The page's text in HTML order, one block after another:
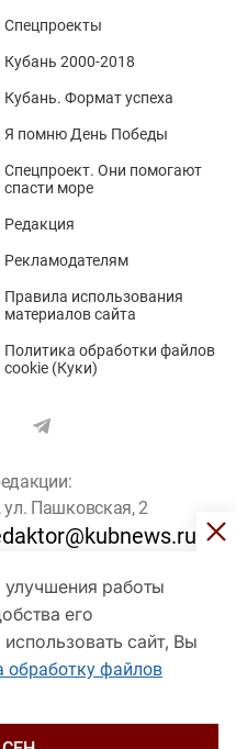
работы
его
сайт, Вы
обработку файлов
Спецпроекты
Кубань 2000-2018
Кубань. Формат успеха
Я помню День Победы
Спецпроект. Они помогают
спасти море
Редакция
Рекламодателям
Правила использования
материалов сайта
Политика обработки файлов
cookie (Куки)
ул. Пашковская, 2
старше 16 лет
2017
Федеральной
информационных технологий
Регистрационный